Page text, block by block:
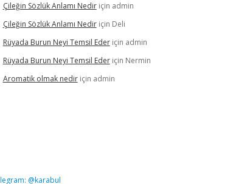
Çileğin Sözlük Anlamı Nediriçin admin
Çileğin Sözlük Anlamı Nediriçin Deli
Rüyada Burun Neyi Temsil Ederiçin admin
Rüyada Burun Neyi Temsil Ederiçin Nermin
Aromatik olmak nediriçin admin
@karabul